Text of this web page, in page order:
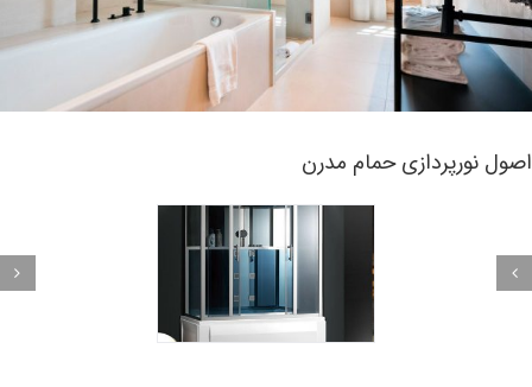
نورپردازی حمام مدرن